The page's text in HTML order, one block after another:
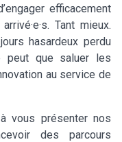
efficacement
Tant mieux.
hasardeux perdu
peut que saluer les
au service de
vous présenter nos
des parcours